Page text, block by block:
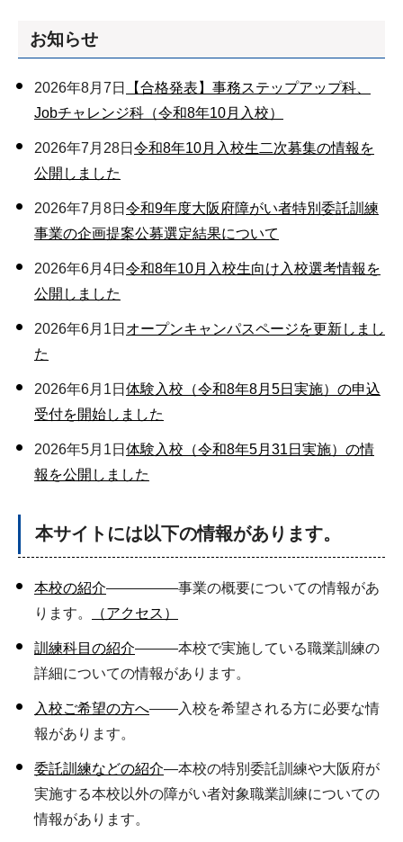
お知らせ
2026年8月7日
【合格発表】事務ステップアップ科、
Jobチャレンジ科（令和8年10月入校）
2026年7月28日 令和8年10月入校生二次募集の情報を
公開しました
2026年7月8日 令和9年度大阪府障がい者特別委託訓練
事業の企画提案公募選定結果について
2026年6月4日 令和8年10月入校生向け入校選考情報を
公開しました
2026年6月1日 オープンキャンパスページを更新しまし
た
2026年6月1日 体験入校（令和8年8月5日実施）の申込
受付を開始しました
2026年5月1日 体験入校（令和8年5月31日実施）の情
報を公開しました
本サイトには以下の情報があります。
本校の紹介―――――事業の概要についての情報があ
ります。
（アクセス）
訓練科目の紹介―――本校で実施している職業訓練の
詳細についての情報があります。
入校ご希望の方へ――入校を希望される方に必要な情
報があります。
委託訓練などの紹介―本校の特別委託訓練や大阪府が
実施する本校以外の障がい者対象職業訓練についての
情報があります。